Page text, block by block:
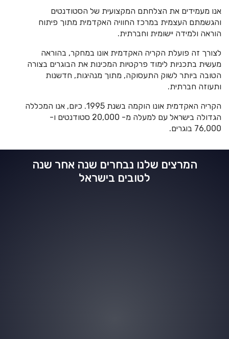
אנו מעמידים את הצלחתם המקצועית של הסטודנטים
והגשמתם העצמית במרכז החוויה האקדמית מתוך פיתוח
הוראה ולמידה יישומית וחברתית.
לצורך זה פועלת הקריה האקדמית אונו במחקר, בהוראה
מעשית בתכניות לימוד פרקטיות המכינות את הבוגרים בצורה
הטובה ביותר לשוק התעסוקה, מתוך מנהיגות, חדשנות
ותעוזה חברתית.
הקריה האקדמית אונו הוקמה בשנת 1995.
כיום, אנו המכללה
הגדולה בישראל עם למעלה מ- 20,000 סטודנטים ו-
76,000 בוגרים.
המרצים שלנו נבחרים שנה אחר שנה
לטובים בישראל